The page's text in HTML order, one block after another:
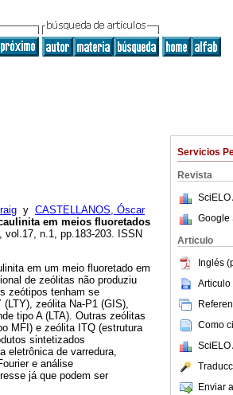
Servicios
Revista
SciELO
Google
Articulo
Inglés
Articulo
Como
SciELO
Enviar
y CASTELLANOS, Óscar
em meios fluoretados
vol.17, n.1, pp.183-203. ISSN
em um meio fluoretado em
de zeólitas não produziu
zeótipos tenham se
zeólita Na-P1 (GIS),
tipo A (LTA). Outras zeólitas
MFI) e zeólita ITQ (estrutura
sintetizados
eletrônica de varredura,
e análise
já que podem ser